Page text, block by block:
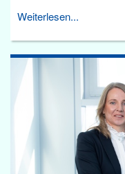
Weiterlesen...